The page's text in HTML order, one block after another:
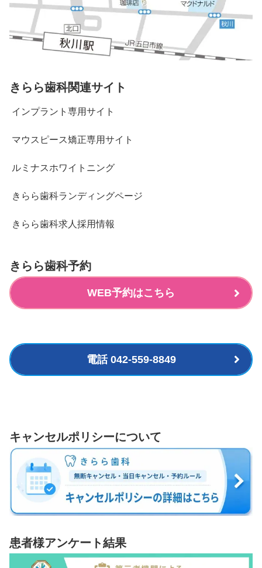
きらら歯科関連サイト
インプラント専用サイト
マウスピース矯正専用サイト
ルミナスホワイトニング
きらら歯科ランディングページ
きらら歯科求人採用情報
きらら歯科予約
WEB予約はこちら
電話 042-559-8849
キャンセルポリシーについて
患者様アンケート結果